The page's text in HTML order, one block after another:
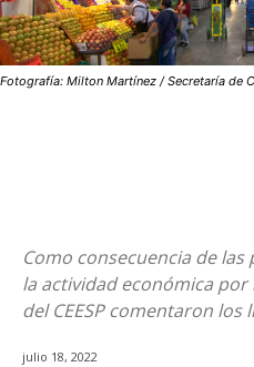
Fotografía: Milton Martínez / Secretaría de
Como consecuencia de
la actividad económica
del CEESP comentaron los
julio 18, 2022